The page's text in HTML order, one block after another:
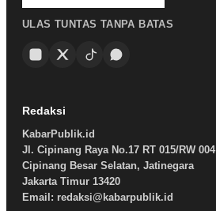
ULAS TUNTAS TANPA BATAS
Redaksi
KabarPublik.id
Jl. Cipinang Raya No.17 RT 015/RW 004
Cipinang Besar Selatan, Jatinegara
Jakarta Timur 13420
Email: redaksi@kabarpublik.id